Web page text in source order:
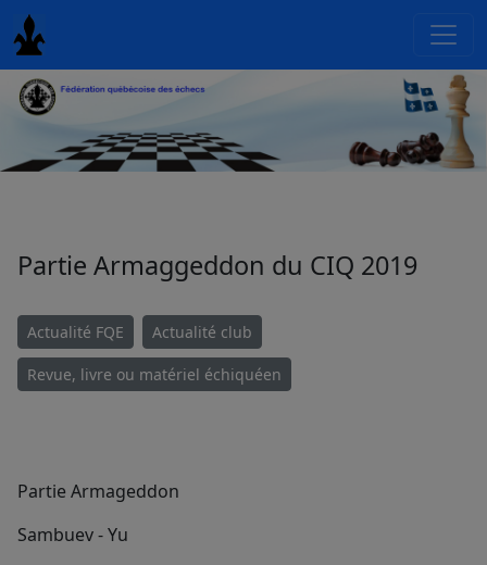
Partie Armaggeddon du CIQ 2019
Actualité FQE Actualité club
Revue, livre ou matériel échiquéen
Partie Armageddon
Sambuev - Yu